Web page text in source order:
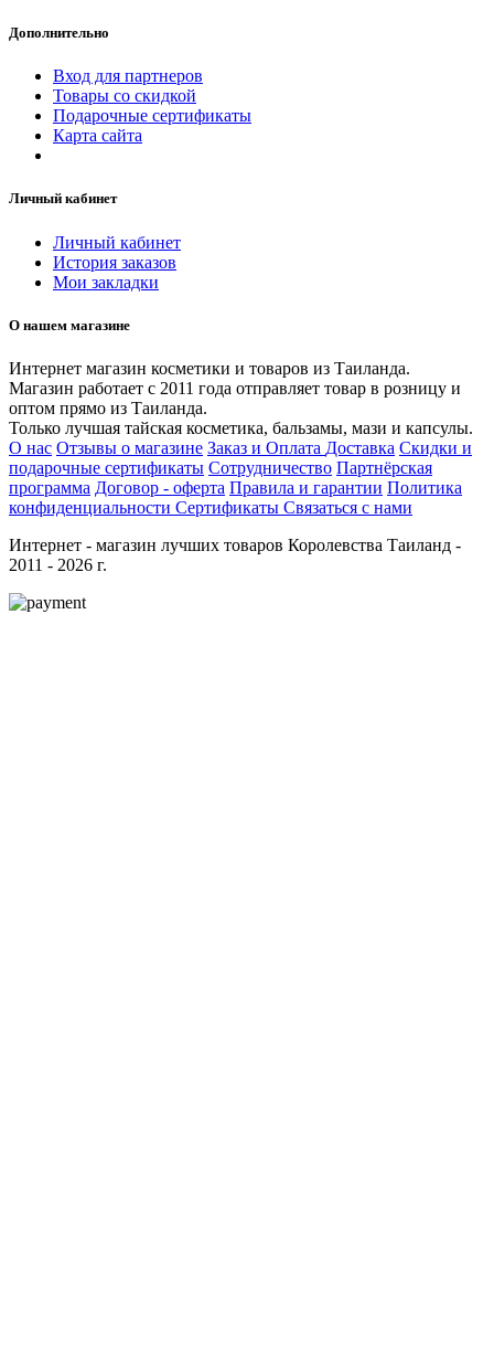
Дополнительно
Вход для партнеров
Товары со скидкой
Подарочные сертификаты
Карта сайта
Личный кабинет
Личный кабинет
История заказов
Мои закладки
О нашем магазине
Интернет магазин косметики и товаров из Таиланда.
Магазин работает с 2011 года отправляет товар в розницу и
оптом прямо из Таиланда.
Только лучшая тайская косметика, бальзамы, мази и капсулы.
О нас Отзывы о магазине Заказ и Оплата Доставка Скидки и
подарочные сертификаты Сотрудничество Партнёрская
программа Договор - оферта Правила и гарантии Политика
конфиденциальности Сертификаты Связаться с нами
Интернет - магазин лучших товаров Королевства Таиланд -
2011 - 2026 г.